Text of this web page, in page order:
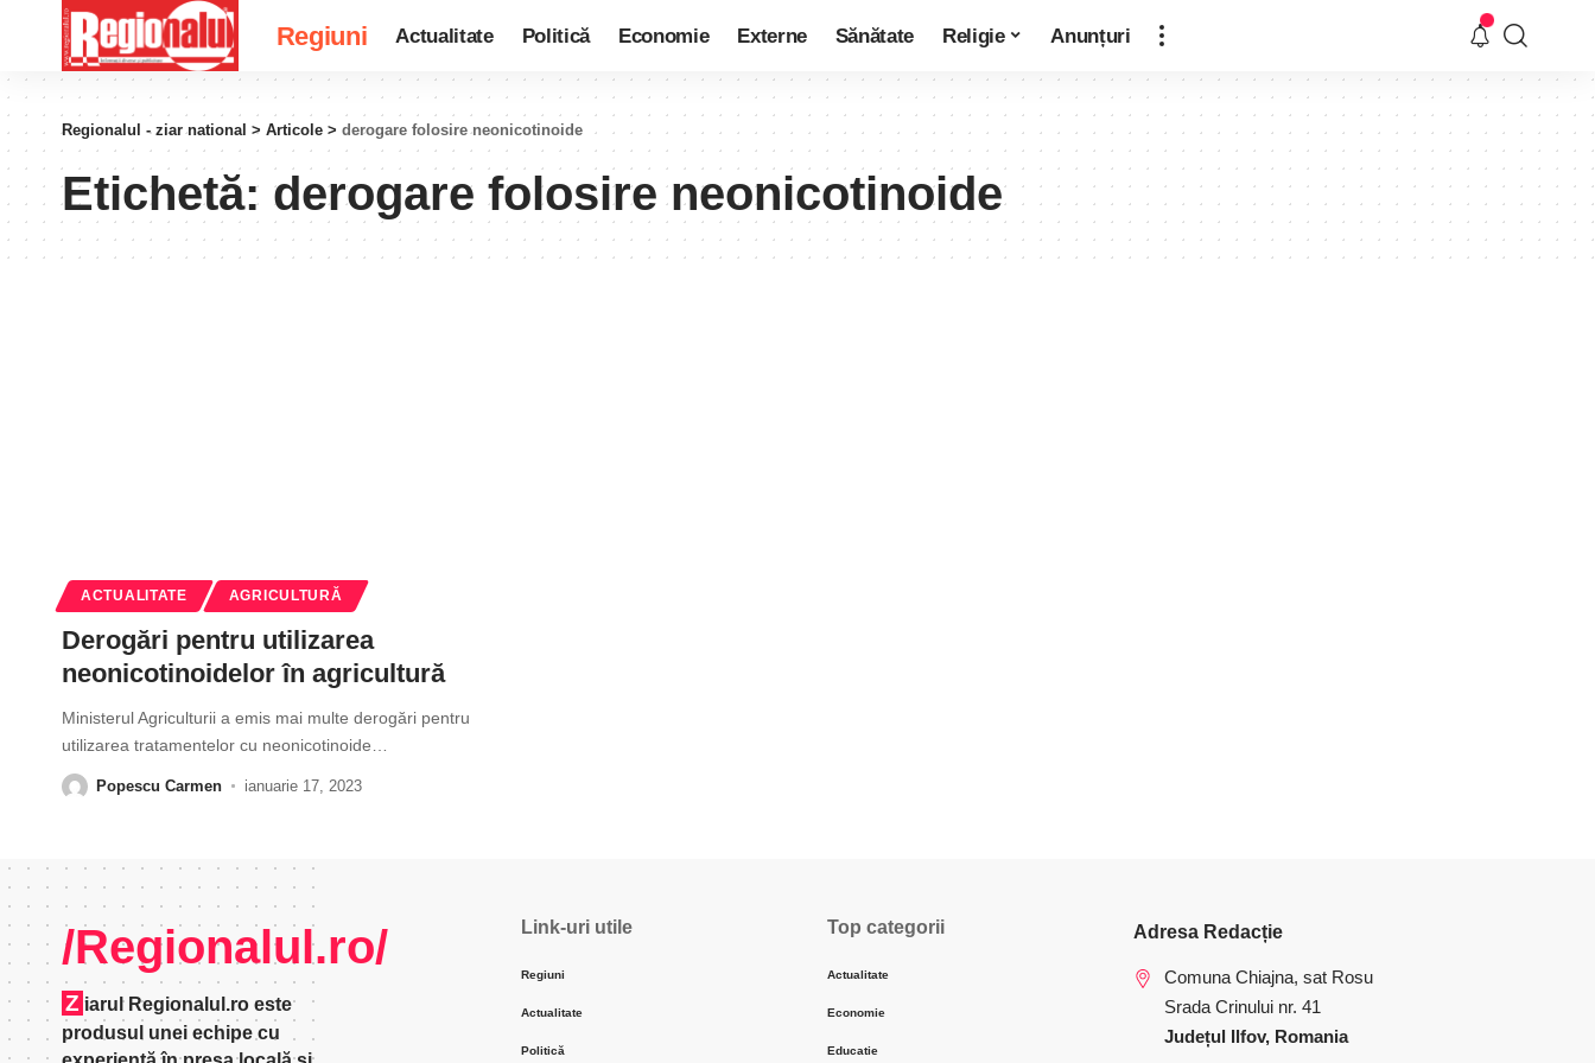
Regiuni Actualitate Politică Economie Externe Sănătate Religie Anunțuri
Regionalul - ziar national > Articole > derogare folosire neonicotinoide
Etichetă: derogare folosire neonicotinoide
ACTUALITATE AGRICULTURĂ
Derogări pentru utilizarea
neonicotinoidelor în agricultură
Ministerul Agriculturii a emis mai multe derogări pentru
utilizarea tratamentelor cu neonicotinoide
Popescu Carmen ianuarie 17, 2023
/Regionalul.ro/
Z iarul Regionalul.ro este
produsul unei echipe cu
Link-uri utile
Regiuni
Actualitate
Politică
Top categorii
Actualitate
Economie
Educatie
Adresa Redacție
Comuna Chiajna, sat Rosu
Srada Crinului nr. 41
Județul Ilfov, Romania